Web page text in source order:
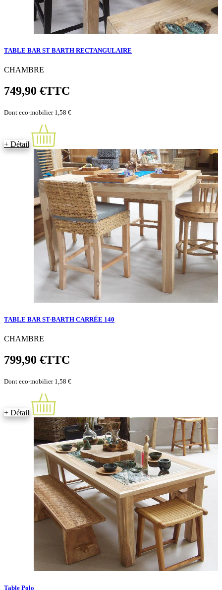
TABLE BAR ST BARTH RECTANGULAIRE
CHAMBRE
749,90 €TTC
Dont eco-mobilier 1,58 €
+ Détail
TABLE BAR ST-BARTH CARRÉE 140
CHAMBRE
799,90 €TTC
Dont eco-mobilier 1,58 €
+ Détail
Table Polo